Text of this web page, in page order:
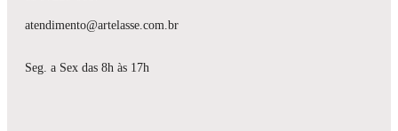
atendimento@artelasse.com.br
Seg. a Sex das 8h às 17h